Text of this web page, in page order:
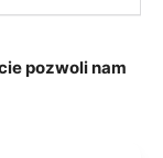
pozwoli nam